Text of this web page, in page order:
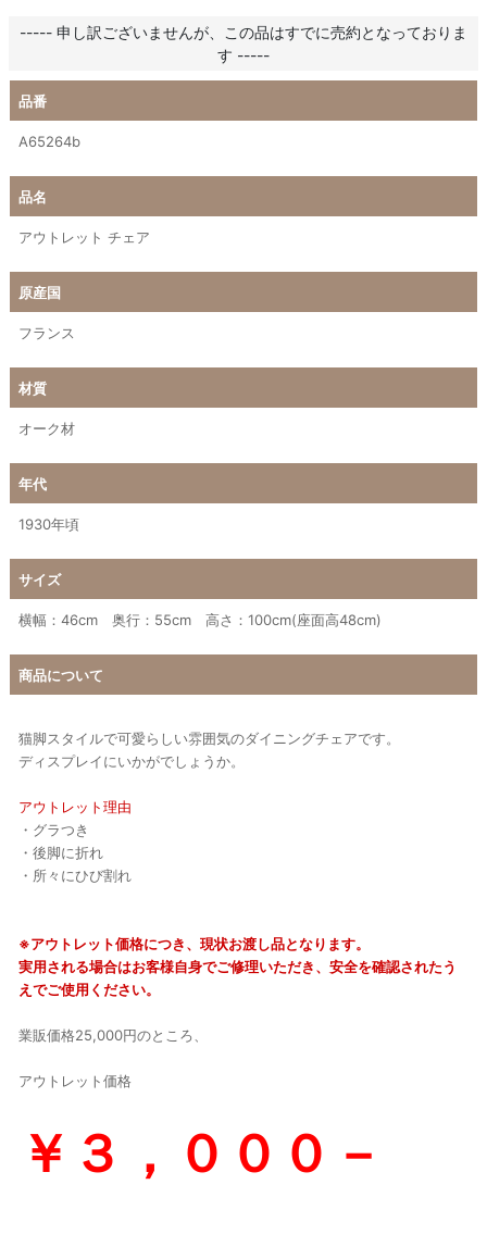
----- 申し訳ございませんが、この品はすでに売約となっておりま
す -----
品番
A65264b
品名
アウトレット チェア
原産国
フランス
材質
オーク材
年代
1930年頃
サイズ
横幅：46cm 奥行：55cm 高さ：100cm(座面高48cm)
商品について
猫脚スタイルで可愛らしい雰囲気のダイニングチェアです。
ディスプレイにいかがでしょうか。
アウトレット理由
・グラつき
・後脚に折れ
・所々にひび割れ
※アウトレット価格につき、現状お渡し品となります。
実用される場合はお客様自身でご修理いただき、安全を確認されたう
えでご使用ください。
業販価格25,000円のところ、
アウトレット価格
￥３，０００－